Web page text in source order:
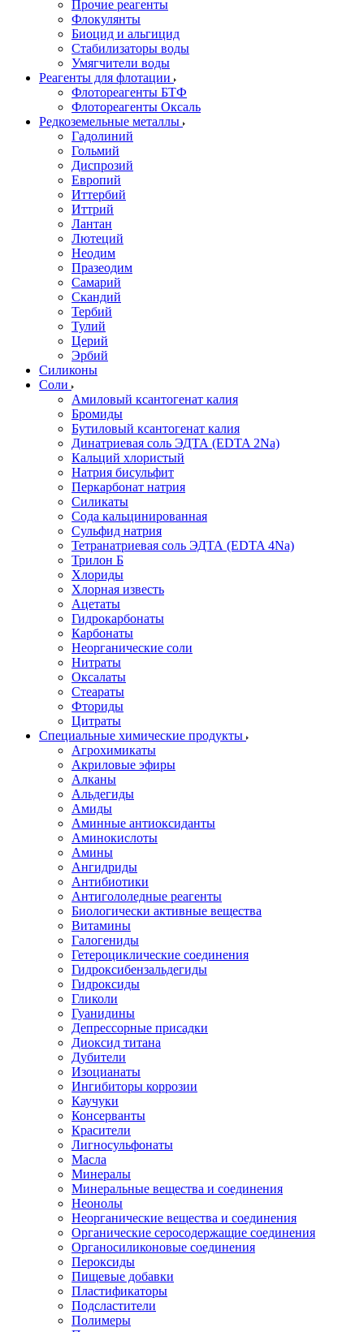
Прочие реагенты
Флокулянты
Биоцид и альгицид
Стабилизаторы воды
Умягчители воды
Реагенты для флотации
Флотореагенты БТФ
Флотореагенты Оксаль
Редкоземельные металлы
Гадолиний
Гольмий
Диспрозий
Европий
Иттербий
Иттрий
Лантан
Лютеций
Неодим
Празеодим
Самарий
Скандий
Тербий
Тулий
Церий
Эрбий
Силиконы
Соли
Амиловый ксантогенат калия
Бромиды
Бутиловый ксантогенат калия
Динатриевая соль ЭДТА (EDTA 2Na)
Кальций хлористый
Натрия бисульфит
Перкарбонат натрия
Силикаты
Сода кальцинированная
Сульфид натрия
Тетранатриевая соль ЭДТА (EDTA 4Na)
Трилон Б
Хлориды
Хлорная известь
Ацетаты
Гидрокарбонаты
Карбонаты
Неорганические соли
Нитраты
Оксалаты
Стеараты
Фториды
Цитраты
Специальные химические продукты
Агрохимикаты
Акриловые эфиры
Алканы
Альдегиды
Амиды
Аминные антиоксиданты
Аминокислоты
Амины
Ангидриды
Антибиотики
Антигололедные реагенты
Биологически активные вещества
Витамины
Галогениды
Гетероциклические соединения
Гидроксибензальдегиды
Гидроксиды
Гликоли
Гуанидины
Депрессорные присадки
Диоксид титана
Дубители
Изоцианаты
Ингибиторы коррозии
Каучуки
Консерванты
Красители
Лигносульфонаты
Масла
Минералы
Минеральные вещества и соединения
Неонолы
Неорганические вещества и соединения
Органические серосодержащие соединения
Органосиликоновые соединения
Пероксиды
Пищевые добавки
Пластификаторы
Подсластители
Полимеры